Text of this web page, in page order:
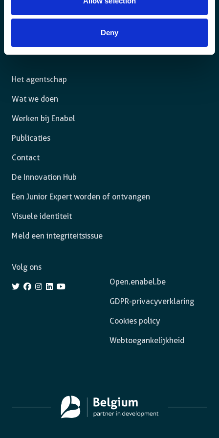
Deny
Voor een duurzame wereld waar mensen in een
rechtsstaat leven en de vrijheid hebben om zich ten
volle te ontplooien.
Het agentschap
Wat we doen
Werken bij Enabel
Publicaties
Contact
De Innovation Hub
Een Junior Expert worden of ontvangen
Visuele identiteit
Meld een integriteitsissue
Open.enabel.be
GDPR-privacyverklaring
Cookies policy
Webtoegankelijkheid
Volg ons